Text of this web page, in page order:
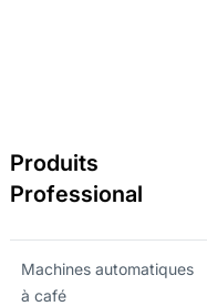
Produits
Professional
Machines automatiques
à café